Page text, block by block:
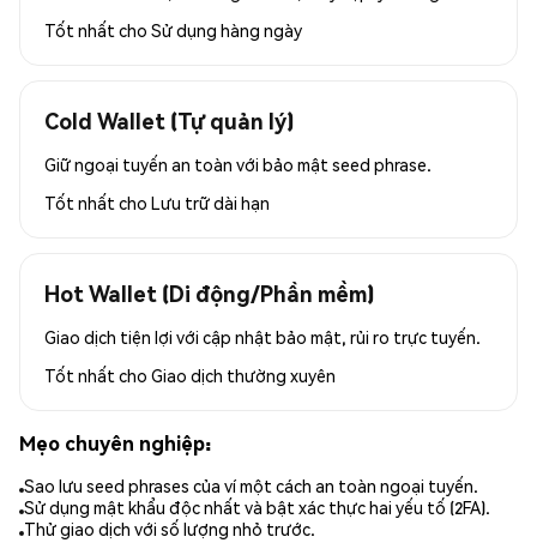
Tốt nhất cho Sử dụng hàng ngày
Cold Wallet (Tự quản lý)
Giữ ngoại tuyến an toàn với bảo mật seed phrase.
Tốt nhất cho Lưu trữ dài hạn
Hot Wallet (Di động/Phần mềm)
Giao dịch tiện lợi với cập nhật bảo mật, rủi ro trực tuyến.
Tốt nhất cho Giao dịch thường xuyên
Mẹo chuyên nghiệp:
Sao lưu seed phrases của ví một cách an toàn ngoại tuyến.
Sử dụng mật khẩu độc nhất và bật xác thực hai yếu tố (2FA).
Thử giao dịch với số lượng nhỏ trước.